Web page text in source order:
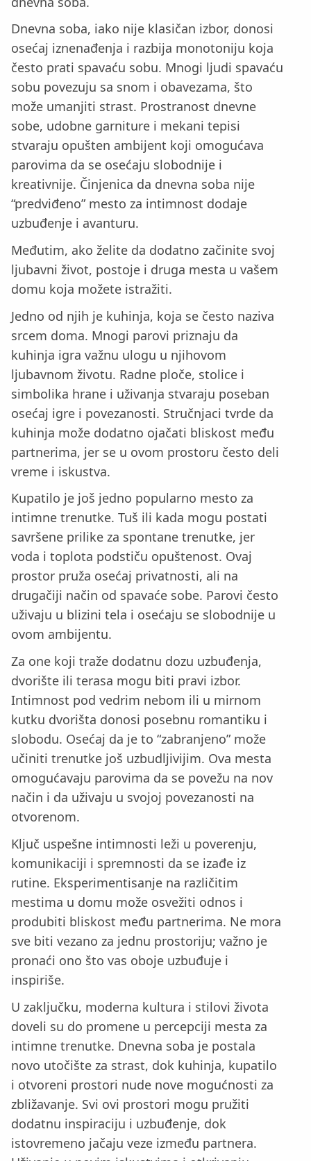
Dnevna soba, iako nije klasičan izbor, donosi
osećaj iznenađenja i razbija monotoniju koja
često prati spavaću sobu. Mnogi ljudi spavaću
sobu povezuju sa snom i obavezama, što
može umanjiti strast. Prostranost dnevne
sobe, udobne garniture i mekani tepisi
stvaraju opušten ambijent koji omogućava
parovima da se osećaju slobodnije i
kreativnije. Činjenica da dnevna soba nije
“predviđeno” mesto za intimnost dodaje
uzbuđenje i avanturu.
Međutim, ako želite da dodatno začinite svoj
ljubavni život, postoje i druga mesta u vašem
domu koja možete istražiti.
Jedno od njih je kuhinja, koja se često naziva
srcem doma. Mnogi parovi priznaju da
kuhinja igra važnu ulogu u njihovom
ljubavnom životu. Radne ploče, stolice i
simbolika hrane i uživanja stvaraju poseban
osećaj igre i povezanosti. Stručnjaci tvrde da
kuhinja može dodatno ojačati bliskost među
partnerima, jer se u ovom prostoru često deli
vreme i iskustva.
Kupatilo je još jedno popularno mesto za
intimne trenutke. Tuš ili kada mogu postati
savršene prilike za spontane trenutke, jer
voda i toplota podstiču opuštenost. Ovaj
prostor pruža osećaj privatnosti, ali na
drugačiji način od spavaće sobe. Parovi često
uživaju u blizini tela i osećaju se slobodnije u
ovom ambijentu.
Za one koji traže dodatnu dozu uzbuđenja,
dvorište ili terasa mogu biti pravi izbor.
Intimnost pod vedrim nebom ili u mirnom
kutku dvorišta donosi posebnu romantiku i
slobodu. Osećaj da je to “zabranjeno” može
učiniti trenutke još uzbudljivijim. Ova mesta
omogućavaju parovima da se povežu na nov
način i da uživaju u svojoj povezanosti na
otvorenom.
Ključ uspešne intimnosti leži u poverenju,
komunikaciji i spremnosti da se izađe iz
rutine. Eksperimentisanje na različitim
mestima u domu može osvežiti odnos i
produbiti bliskost među partnerima. Ne mora
sve biti vezano za jednu prostoriju; važno je
pronaći ono što vas oboje uzbuđuje i
inspiriše.
U zaključku, moderna kultura i stilovi života
doveli su do promene u percepciji mesta za
intimne trenutke. Dnevna soba je postala
novo utočište za strast, dok kuhinja, kupatilo
i otvoreni prostori nude nove mogućnosti za
zbližavanje. Svi ovi prostori mogu pružiti
dodatnu inspiraciju i uzbuđenje, dok
istovremeno jačaju veze između partnera.